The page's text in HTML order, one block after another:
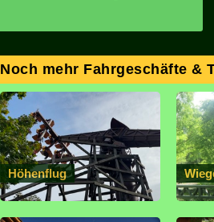
Noch mehr Fahrgeschäfte &
Höhenflug